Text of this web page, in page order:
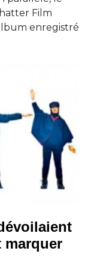
Film
enregistré
marquer